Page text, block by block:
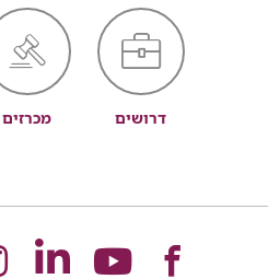
דרושים מכרזים